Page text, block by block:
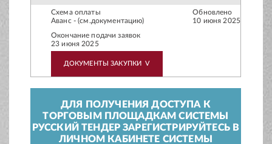
Схема оплаты
Аванс - (см.документацию)
Обновлено
10 июня 2025
Окончание подачи заявок
23 июня 2025
ДОКУМЕНТЫ ЗАКУПКИ V
ДЛЯ ПОЛУЧЕНИЯ ДОСТУПА К
ТОРГОВЫМ ПЛОЩАДКАМ СИСТЕМЫ
РУССКИЙ ТЕНДЕР ЗАРЕГИСТРИРУЙТЕСЬ В
ЛИЧНОМ КАБИНЕТЕ СИСТЕМЫ